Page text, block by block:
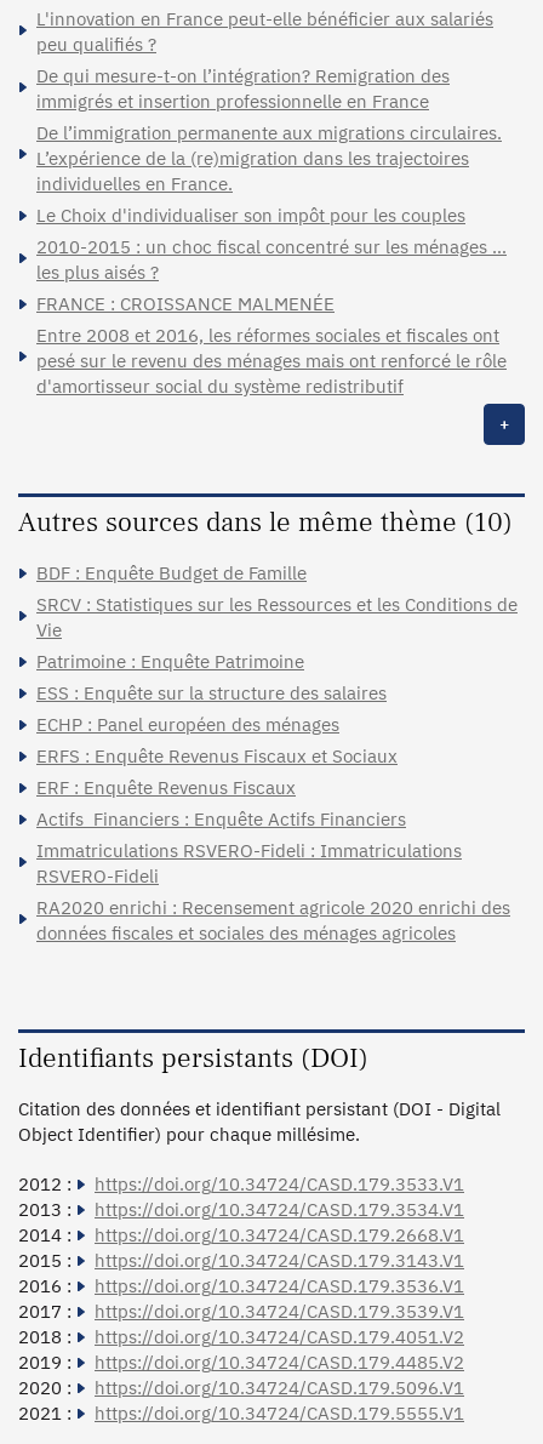
L'innovation en France peut-elle bénéficier aux salariés
peu qualifiés ?
De qui mesure-t-on l’intégration? Remigration des
immigrés et insertion professionnelle en France
De l’immigration permanente aux migrations circulaires.
L’expérience de la (re)migration dans les trajectoires
individuelles en France.
Le Choix d'individualiser son impôt pour les couples
2010-2015 : un choc fiscal concentré sur les ménages …
les plus aisés ?
FRANCE : CROISSANCE MALMENÉE
Entre 2008 et 2016, les réformes sociales et fiscales ont
pesé sur le revenu des ménages mais ont renforcé le rôle
d'amortisseur social du système redistributif
+
Autres sources dans le même thème (10)
BDF : Enquête Budget de Famille
SRCV : Statistiques sur les Ressources et les Conditions de
Vie
Patrimoine : Enquête Patrimoine
ESS : Enquête sur la structure des salaires
ECHP : Panel européen des ménages
ERFS : Enquête Revenus Fiscaux et Sociaux
ERF : Enquête Revenus Fiscaux
Actifs_Financiers : Enquête Actifs Financiers
Immatriculations RSVERO-Fideli : Immatriculations
RSVERO-Fideli
RA2020 enrichi : Recensement agricole 2020 enrichi des
données fiscales et sociales des ménages agricoles
Identifiants persistants (DOI)
Citation des données et identifiant persistant (DOI - Digital
Object Identifier) pour chaque millésime.
2012 :
https://doi.org/10.34724/CASD.179.3533.V1
2013 :
https://doi.org/10.34724/CASD.179.3534.V1
2014 :
https://doi.org/10.34724/CASD.179.2668.V1
2015 :
https://doi.org/10.34724/CASD.179.3143.V1
2016 :
https://doi.org/10.34724/CASD.179.3536.V1
2017 :
https://doi.org/10.34724/CASD.179.3539.V1
2018 :
https://doi.org/10.34724/CASD.179.4051.V2
2019 :
https://doi.org/10.34724/CASD.179.4485.V2
2020 :
https://doi.org/10.34724/CASD.179.5096.V1
2021 :
https://doi.org/10.34724/CASD.179.5555.V1